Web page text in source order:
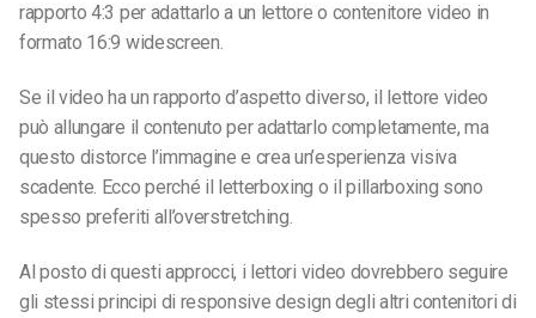
rapporto 4:3 per adattarlo a un lettore o contenitore video in
formato 16:9 widescreen.
Se il video ha un rapporto d’aspetto diverso, il lettore video
può allungare il contenuto per adattarlo completamente, ma
questo distorce l’immagine e crea un’esperienza visiva
scadente. Ecco perché il letterboxing o il pillarboxing sono
spesso preferiti all’overstretching.
Al posto di questi approcci, i lettori video dovrebbero seguire
gli stessi principi di responsive design degli altri contenitori di